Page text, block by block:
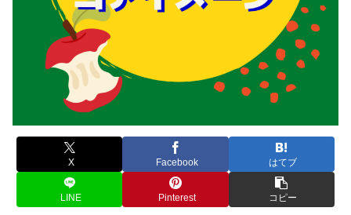
X Facebook はてブ
LINE Pinterest コピー